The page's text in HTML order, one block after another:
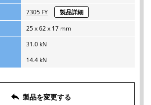
7305 FY
製品詳細
25 x 62 x 17 mm
31.0 kN
14.4 kN
reply 製品を変更する